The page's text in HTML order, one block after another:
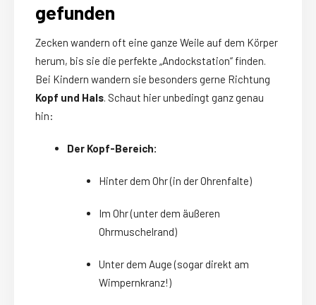
gefunden
Zecken wandern oft eine ganze Weile auf dem Körper
herum, bis sie die perfekte „Andockstation“ finden.
Bei Kindern wandern sie besonders gerne Richtung
Kopf und Hals. Schaut hier unbedingt ganz genau
hin:
Der Kopf-Bereich:
Hinter dem Ohr (in der Ohrenfalte)
Im Ohr (unter dem äußeren
Ohrmuschelrand)
Unter dem Auge (sogar direkt am
Wimpernkranz!)